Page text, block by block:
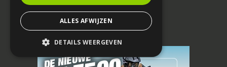
ALLES AFWIJZEN
DETAILS WEERGEVEN
STRIKT NOODZAKELIJK